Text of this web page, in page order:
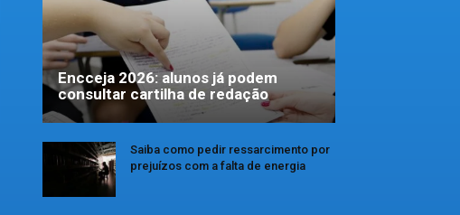
Encceja 2026: alunos já podem
consultar cartilha de redação
Saiba como pedir ressarcimento por
prejuízos com a falta de energia